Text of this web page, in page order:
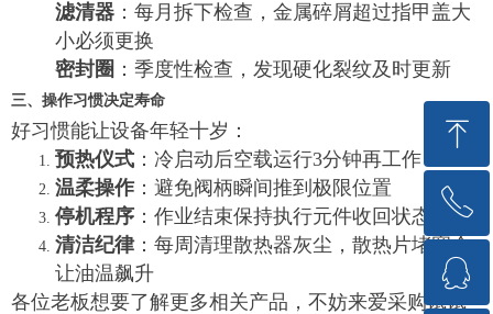
滤清器 ：每月拆下检查，金属碎屑超过指甲盖大
小必须更换
密封圈 ：季度性检查，发现硬化裂纹及时更新
三、操作习惯决定寿命
好习惯能让设备年轻十岁：
预热仪式 ：冷启动后空载运行3分钟再工作
温柔操作：避免阀柄瞬间推到极限位置
停机程序 ：作业结束保持执行元件收回状态
清洁纪律：每周清理散热器灰尘，散热片堵塞会
让油温飙升
各位老板想要了解更多相关产品，不妨来爱采购试试
ꁸ
回到顶部
ꂅ
15717176018
ꁗ